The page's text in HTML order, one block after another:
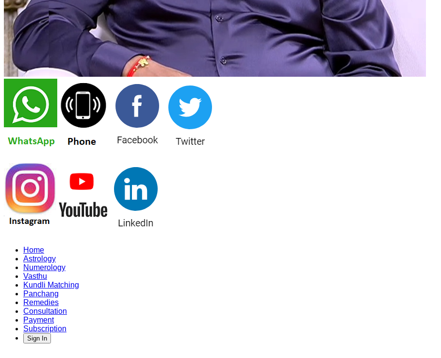
Home
Astrology
Numerology
Vasthu
Kundli Matching
Panchang
Remedies
Consultation
Payment
Subscription
Sign In